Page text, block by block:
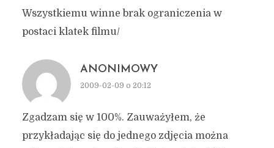
Wszystkiemu winne brak ograniczenia w
postaci klatek filmu/
ANONIMOWY
2009-02-09 o 20:12
Zgadzam się w 100%. Zauważyłem, że
przykładając się do jednego zdjęcia można